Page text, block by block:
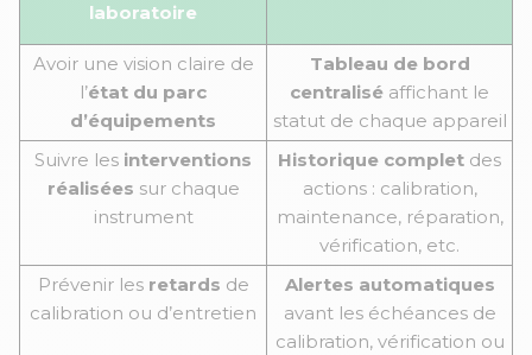
laboratoire
Avoir une vision claire de
l’état du parc
d’équipements
Tableau de bord
centralisé affichant le
statut de chaque appareil
Suivre les interventions
réalisées sur chaque
instrument
Historique complet des
actions : calibration,
maintenance, réparation,
vérification, etc.
Prévenir les retards de
calibration ou d’entretien
Alertes automatiques
avant les échéances de
calibration, vérification ou